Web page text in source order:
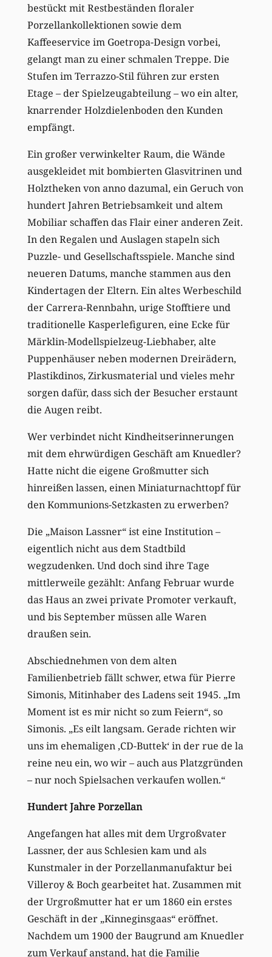
bestückt mit Restbeständen floraler
Porzellankollektionen sowie dem
Kaffeeservice im Goetropa-Design vorbei,
gelangt man zu einer schmalen Treppe. Die
Stufen im Terrazzo-Stil führen zur ersten
Etage – der Spielzeugabteilung – wo ein alter,
knarrender Holzdielenboden den Kunden
empfängt.
Ein großer verwinkelter Raum, die Wände
ausgekleidet mit bombierten Glasvitrinen und
Holztheken von anno dazumal, ein Geruch von
hundert Jahren Betriebsamkeit und altem
Mobiliar schaffen das Flair einer anderen Zeit.
In den Regalen und Auslagen stapeln sich
Puzzle- und Gesellschaftsspiele. Manche sind
neueren Datums, manche stammen aus den
Kindertagen der Eltern. Ein altes Werbeschild
der Carrera-Rennbahn, urige Stofftiere und
traditionelle Kasperlefiguren, eine Ecke für
Märklin-Modellspielzeug-Liebhaber, alte
Puppenhäuser neben modernen Dreirädern,
Plastikdinos, Zirkusmaterial und vieles mehr
sorgen dafür, dass sich der Besucher erstaunt
die Augen reibt.
Wer verbindet nicht Kindheitserinnerungen
mit dem ehrwürdigen Geschäft am Knuedler?
Hatte nicht die eigene Großmutter sich
hinreißen lassen, einen Miniaturnachttopf für
den Kommunions-Setzkasten zu erwerben?
Die „Maison Lassner“ ist eine Institution –
eigentlich nicht aus dem Stadtbild
wegzudenken. Und doch sind ihre Tage
mittlerweile gezählt: Anfang Februar wurde
das Haus an zwei private Promoter verkauft,
und bis September müssen alle Waren
draußen sein.
Abschiednehmen von dem alten
Familienbetrieb fällt schwer, etwa für Pierre
Simonis, Mitinhaber des Ladens seit 1945. „Im
Moment ist es mir nicht so zum Feiern“, so
Simonis. „Es eilt langsam. Gerade richten wir
uns im ehemaligen ‚CD-Buttek‘ in der rue de la
reine neu ein, wo wir – auch aus Platzgründen
– nur noch Spielsachen verkaufen wollen.“
Hundert Jahre Porzellan
Angefangen hat alles mit dem Urgroßvater
Lassner, der aus Schlesien kam und als
Kunstmaler in der Porzellanmanufaktur bei
Villeroy & Boch gearbeitet hat. Zusammen mit
der Urgroßmutter hat er um 1860 ein erstes
Geschäft in der „Kinneginsgaas“ eröffnet.
Nachdem um 1900 der Baugrund am Knuedler
zum Verkauf anstand, hat die Familie